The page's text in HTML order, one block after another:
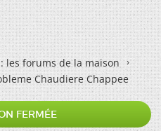
les forums de la maison
Chaudiere Chappee
FERMÉE